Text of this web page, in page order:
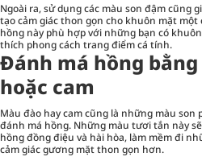
Ngoài ra, sử dụng các màu son đậm cũng
tạo cảm giác thon gọn cho khuôn mặt
hồng này phù hợp với những bạn có
thích phong cách trang điểm cá tính.
Đánh má hồng
hoặc cam
Màu đào hay cam cũng là những màu son
đánh má hồng. Những màu tươi tắn này
hồng đồng điệu và hài hòa, làm mềm đi
cảm giác gương mặt thon gọn hơn.